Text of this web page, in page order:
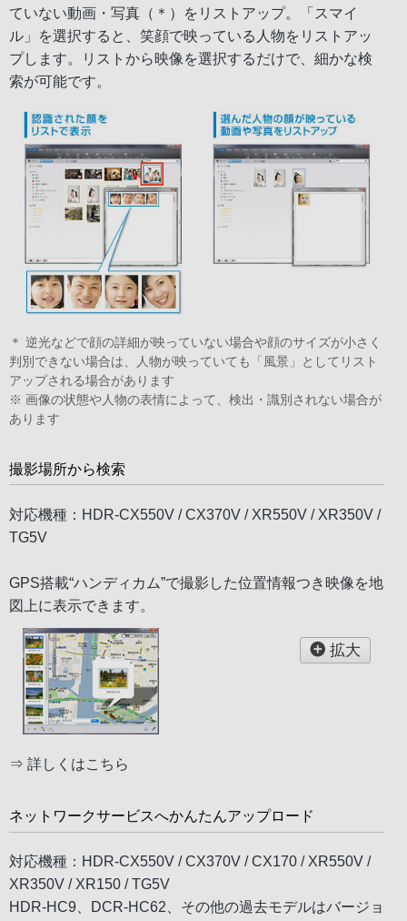
ていない動画・写真（＊）をリストアップ。「スマイ
ル」を選択すると、笑顔で映っている人物をリストアッ
プします。リストから映像を選択するだけで、細かな検
索が可能です。
＊ 逆光などで顔の詳細が映っていない場合や顔のサイズが小さく
判別できない場合は、人物が映っていても「風景」としてリスト
アップされる場合があります
※ 画像の状態や人物の表情によって、検出・識別されない場合が
あります
撮影場所から検索
対応機種：HDR-CX550V / CX370V / XR550V / XR350V /
TG5V
GPS搭載“ハンディカム”で撮影した位置情報つき映像を地
図上に表示できます。
拡大
⇒ 詳しくはこちら
ネットワークサービスへかんたんアップロード
対応機種：HDR-CX550V / CX370V / CX170 / XR550V /
XR350V / XR150 / TG5V
HDR-HC9、DCR-HC62、その他の過去モデルはバージョ